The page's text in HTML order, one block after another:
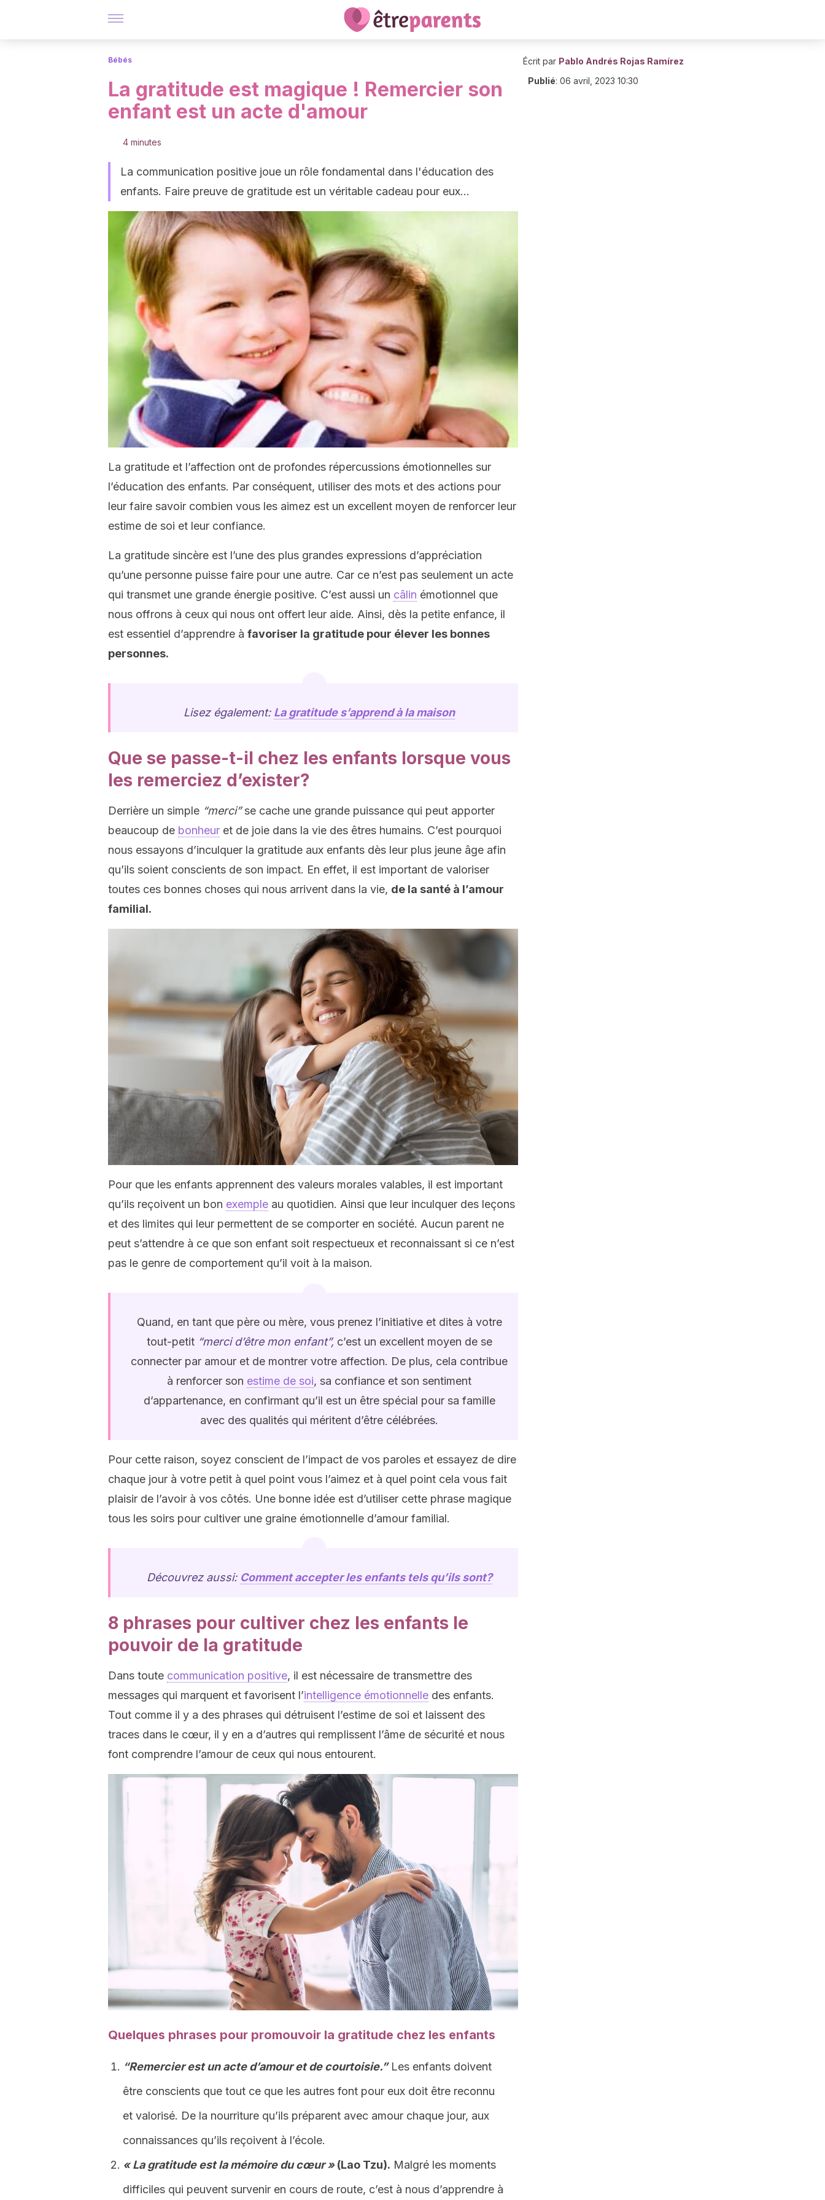
Bébés
La gratitude est magique ! Remercier son
enfant est un acte d'amour
4 minutes
La communication positive joue un rôle fondamental dans l'éducation des
enfants. Faire preuve de gratitude est un véritable cadeau pour eux...
La gratitude et l’affection ont de profondes répercussions émotionnelles sur
l’éducation des enfants. Par conséquent, utiliser des mots et des actions pour
leur faire savoir combien vous les aimez est un excellent moyen de renforcer leur
estime de soi et leur confiance.
La gratitude sincère est l’une des plus grandes expressions d’appréciation
qu’une personne puisse faire pour une autre. Car ce n’est pas seulement un acte
qui transmet une grande énergie positive. C’est aussi un câlin émotionnel que
nous offrons à ceux qui nous ont offert leur aide. Ainsi, dès la petite enfance, il
est essentiel d’apprendre à favoriser la gratitude pour élever les bonnes
personnes.
Lisez également: La gratitude s’apprend à la maison
Que se passe-t-il chez les enfants lorsque vous
les remerciez d’exister?
Derrière un simple “merci”se cache une grande puissance qui peut apporter
beaucoup de bonheur et de joie dans la vie des êtres humains. C’est pourquoi
nous essayons d’inculquer la gratitude aux enfants dès leur plus jeune âge afin
qu’ils soient conscients de son impact. En effet, il est important de valoriser
toutes ces bonnes choses qui nous arrivent dans la vie, de la santé à l’amour
familial.
Pour que les enfants apprennent des valeurs morales valables, il est important
qu’ils reçoivent un bon exemple au quotidien. Ainsi que leur inculquer des leçons
et des limites qui leur permettent de se comporter en société. Aucun parent ne
peut s’attendre à ce que son enfant soit respectueux et reconnaissant si ce n’est
pas le genre de comportement qu’il voit à la maison.
Quand, en tant que père ou mère, vous prenez l’initiative et dites à votre
tout-petit “merci d’être mon enfant”,c’est un excellent moyen de se
connecter par amour et de montrer votre affection. De plus, cela contribue
à renforcer son estime de soi, sa confiance et son sentiment
d’appartenance, en confirmant qu’il est un être spécial pour sa famille
avec des qualités qui méritent d’être célébrées.
Pour cette raison, soyez conscient de l’impact de vos paroles et essayez de dire
chaque jour à votre petit à quel point vous l’aimez et à quel point cela vous fait
plaisir de l’avoir à vos côtés. Une bonne idée est d’utiliser cette phrase magique
tous les soirs pour cultiver une graine émotionnelle d’amour familial.
Découvrez aussi: Comment accepter les enfants tels qu’ils sont?
8 phrases pour cultiver chez les enfants le
pouvoir de la gratitude
Dans toute communication positive, il est nécessaire de transmettre des
messages qui marquent et favorisent l’intelligence émotionnelle des enfants.
Tout comme il y a des phrases qui détruisent l’estime de soi et laissent des
traces dans le cœur, il y en a d’autres qui remplissent l’âme de sécurité et nous
font comprendre l’amour de ceux qui nous entourent.
Quelques phrases pour promouvoir la gratitude chez les enfants
“Remercier est un acte d’amour et de courtoisie.”Les enfants doivent
être conscients que tout ce que les autres font pour eux doit être reconnu
et valorisé. De la nourriture qu’ils préparent avec amour chaque jour, aux
connaissances qu’ils reçoivent à l’école.
« La gratitude est la mémoire du cœur »(Lao Tzu). Malgré les moments
difficiles qui peuvent survenir en cours de route, c’est à nous d’apprendre à
Écrit par Pablo Andrés Rojas Ramírez
Publié: 06 avril, 2023 10:30